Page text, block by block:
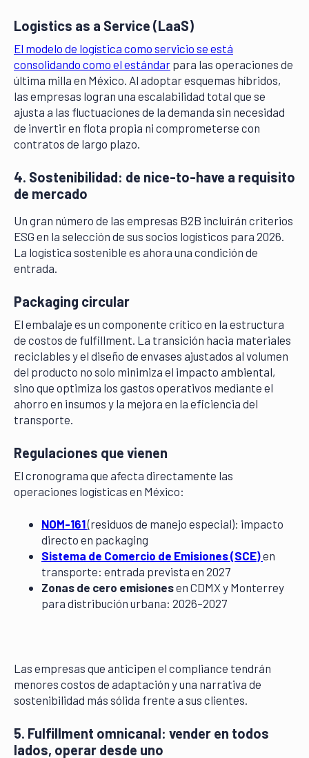
Logistics as a Service (LaaS)
El modelo de logística como servicio se está
consolidando como el estándar para las operaciones de
última milla en México. Al adoptar esquemas híbridos,
las empresas logran una escalabilidad total que se
ajusta a las fluctuaciones de la demanda sin necesidad
de invertir en flota propia ni comprometerse con
contratos de largo plazo.
4. Sostenibilidad: de nice-to-have a requisito
de mercado
Un gran número de las empresas B2B incluirán criterios
ESG en la selección de sus socios logísticos para 2026.
La logística sostenible es ahora una condición de
entrada.
Packaging circular
El embalaje es un componente crítico en la estructura
de costos de fulfillment. La transición hacia materiales
reciclables y el diseño de envases ajustados al volumen
del producto no solo minimiza el impacto ambiental,
sino que optimiza los gastos operativos mediante el
ahorro en insumos y la mejora en la eficiencia del
transporte.
Regulaciones que vienen
El cronograma que afecta directamente las
operaciones logísticas en México:
NOM-161(residuos de manejo especial): impacto
directo en packaging
Sistema de Comercio de Emisiones (SCE)en
transporte: entrada prevista en 2027
Zonas de cero emisionesen CDMX y Monterrey
para distribución urbana: 2026–2027
Las empresas que anticipen el compliance tendrán
menores costos de adaptación y una narrativa de
sostenibilidad más sólida frente a sus clientes.
5. Fulfillment omnicanal: vender en todos
lados, operar desde uno